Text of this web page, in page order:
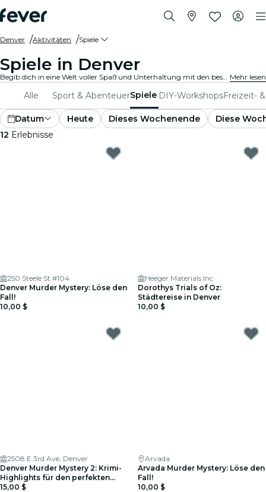
Denver Aktivitäten Spiele
Spiele in Denver
Begib dich in eine Welt voller Spaß und Unterhaltung mit den besten Spielen in Denver. Von Brettspielen bis hin zu Virtual-Reality-Erlebnissen ist für jeden etwas dabei. Mehr lesen
Alle Sport & AbenteuerSpiele DIY-WorkshopsFreizeit-
Datum Heute Dieses Wochenende
Diese
12 Erlebnisse
250 Steele St #104
Denver Murder Mystery: Löse den
Fall!
10,00 $
Heeger Materials Inc
Dorothys Trials of Oz:
Städtereise in Denver
10,00 $
2508 E 3rd Ave, Denver
Denver Murder Mystery 2: Krimi-
Highlights für den perfekten
Date-Night
15,00 $
Arvada
Arvada Murder Mystery: Löse den
Fall!
10,00 $